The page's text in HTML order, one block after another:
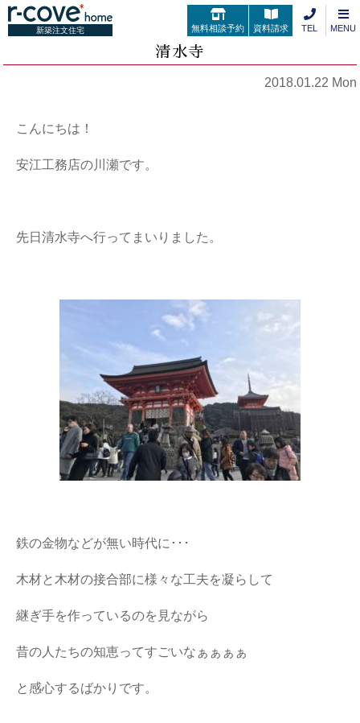
新築注文住宅 無料相談予約 資料請求 TEL MENU
清水寺
2018.01.22 Mon
こんにちは！
安江工務店の川瀬です。
先日清水寺へ行ってまいりました。
鉄の金物などが無い時代に･･･
木材と木材の接合部に様々な工夫を凝らして
継ぎ手を作っているのを見ながら
昔の人たちの知恵ってすごいなぁぁぁぁ
と感心するばかりです。